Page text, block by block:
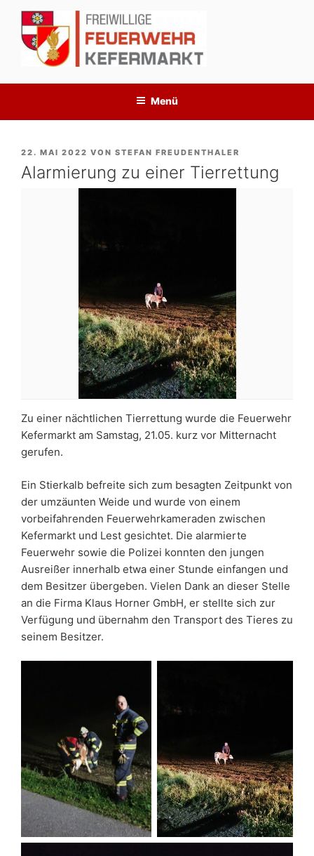
Inhalt
springen
Menü
VERÖFFENTLICHT
AM
22. MAI 2022 VON STEFAN FREUDENTHALER
Alarmierung zu einer Tierrettung
Zu einer nächtlichen Tierrettung wurde die Feuerwehr
Kefermarkt am Samstag, 21.05. kurz vor Mitternacht
gerufen.
Ein Stierkalb befreite sich zum besagten Zeitpunkt von
der umzäunten Weide und wurde von einem
vorbeifahrenden Feuerwehrkameraden zwischen
Kefermarkt und Lest gesichtet. Die alarmierte
Feuerwehr sowie die Polizei konnten den jungen
Ausreißer innerhalb etwa einer Stunde einfangen und
dem Besitzer übergeben. Vielen Dank an dieser Stelle
an die Firma Klaus Horner GmbH, er stellte sich zur
Verfügung und übernahm den Transport des Tieres zu
seinem Besitzer.